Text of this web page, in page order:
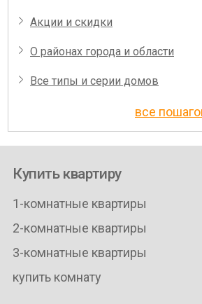
Акции и скидки
О районах города и области
Все типы и серии домов
все
Купить квартиру
1-комнатные квартиры
2-комнатные квартиры
3-комнатные квартиры
купить комнату